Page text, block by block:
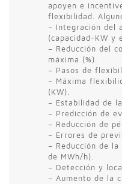
apoyen e
flexibilidad.
– Integración del
(capacidad-KW y
– Reducción del
máxima (%).
– Pasos de
– Máxima
(KW).
– Estabilidad de
– Predicción de
– Reducción de
– Errores de
– Reducción de
de MWh/h).
– Detección y
– Aumento de la